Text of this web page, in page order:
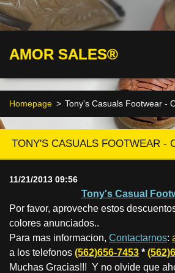
AMOR SALES®
Homepage > Tony's Casuals Footwear -
TONY'S CASUALS FOOTWEAR -
11/21/2013 09:56
Tony's Casual
Por favor, aproveche estos
colores anunciados..
Para mas informacion, Contactarnos:
a los telefonos (562)656-7453 *
Muchas Gracias!!! Y no olvide que